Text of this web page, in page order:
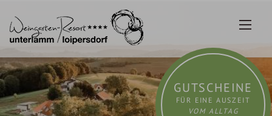
Inhalt
springen
GUTSCHEINE
FÜR EINE AUSZEIT
VOM ALLTAG